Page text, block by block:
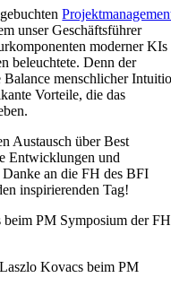
unser Geschäftsführer
moderner KIs
beleuchtete. Denn der
menschlicher
Vorteile, die das
Austausch über Best
Entwicklungen und
an die FH des BFI
inspirierenden Tag!